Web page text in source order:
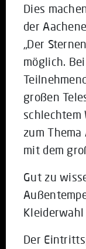
Dies
der
„Der
möglich.
großen
schlechtem
zum
mit dem
Gut zu
Der